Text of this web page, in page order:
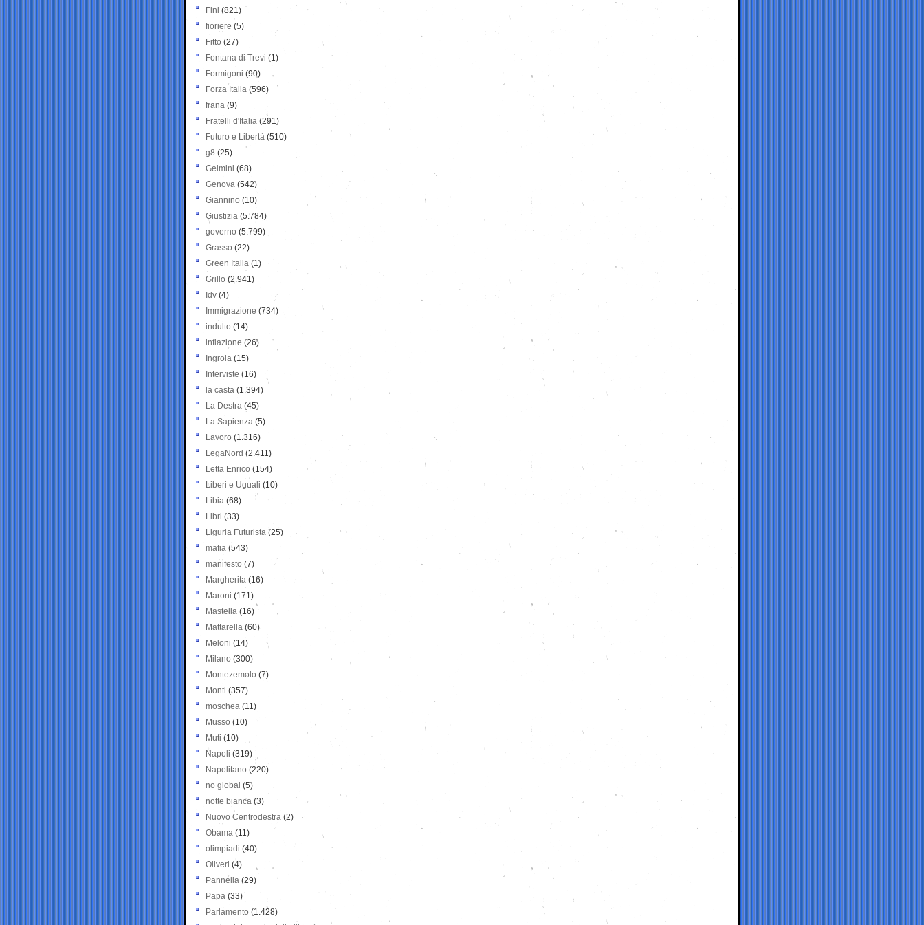
Fini (821)
fioriere (5)
Fitto (27)
Fontana di Trevi (1)
Formigoni (90)
Forza Italia (596)
frana (9)
Fratelli d'Italia (291)
Futuro e Libertà (510)
g8 (25)
Gelmini (68)
Genova (542)
Giannino (10)
Giustizia (5.784)
governo (5.799)
Grasso (22)
Green Italia (1)
Grillo (2.941)
Idv (4)
Immigrazione (734)
indulto (14)
inflazione (26)
Ingroia (15)
Interviste (16)
la casta (1.394)
La Destra (45)
La Sapienza (5)
Lavoro (1.316)
LegaNord (2.411)
Letta Enrico (154)
Liberi e Uguali (10)
Libia (68)
Libri (33)
Liguria Futurista (25)
mafia (543)
manifesto (7)
Margherita (16)
Maroni (171)
Mastella (16)
Mattarella (60)
Meloni (14)
Milano (300)
Montezemolo (7)
Monti (357)
moschea (11)
Musso (10)
Muti (10)
Napoli (319)
Napolitano (220)
no global (5)
notte bianca (3)
Nuovo Centrodestra (2)
Obama (11)
olimpiadi (40)
Oliveri (4)
Pannella (29)
Papa (33)
Parlamento (1.428)